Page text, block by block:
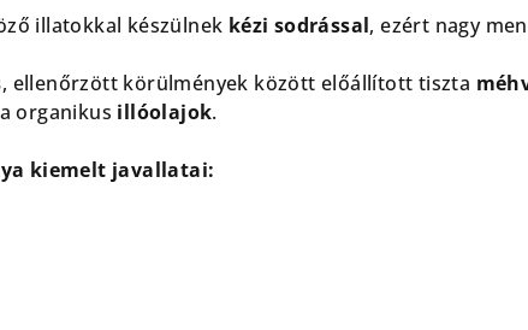
illatokkal készülnek kézi sodrással, ezért nagy
, ellenőrzött körülmények között előállított tiszta
organikus illóolajok.
kiemelt javallatai: